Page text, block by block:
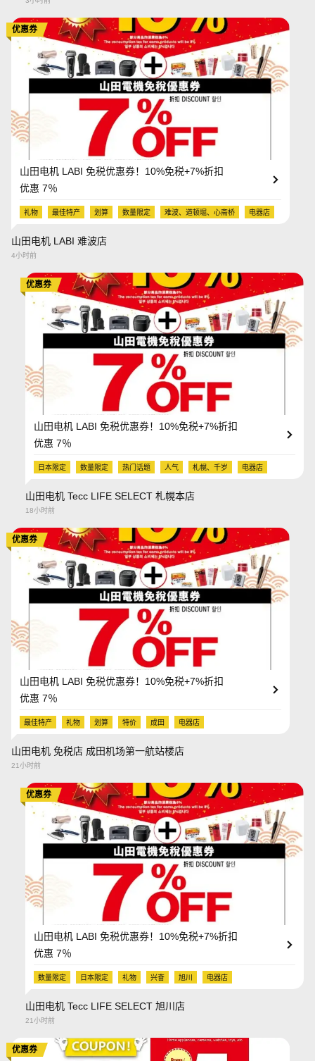
优惠券
山田电机 LABI 免税优惠券！10%免税+7%折扣
优惠 7％
礼物 最佳特产 划算 数量限定 难波、道顿堀、心斋桥 电器店
山田电机 LABI 难波店
4小时前
优惠券
山田电机 LABI 免税优惠券！10%免税+7%折扣
优惠 7％
日本限定 数量限定 热门话题 人气 札幌、千岁 电器店
山田电机 Tecc LIFE SELECT 札幌本店
18小时前
优惠券
山田电机 LABI 免税优惠券！10%免税+7%折扣
优惠 7％
最佳特产 礼物 划算 特价 成田 电器店
山田电机 免税店 成田机场第一航站楼店
21小时前
优惠券
山田电机 LABI 免税优惠券！10%免税+7%折扣
优惠 7％
数量限定 日本限定 礼物 兴奋 旭川 电器店
山田电机 Tecc LIFE SELECT 旭川店
21小时前
优惠券